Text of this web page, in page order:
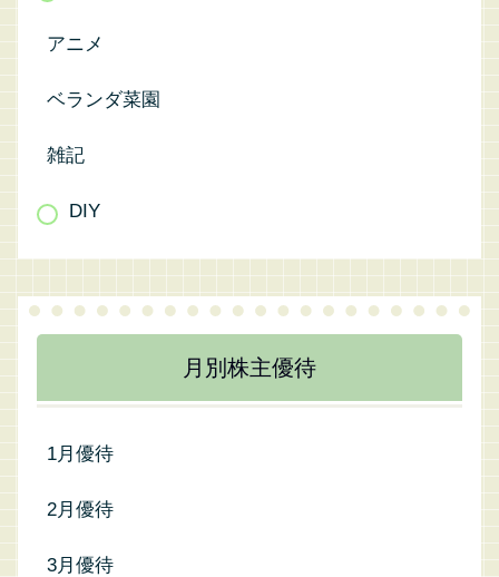
アニメ
ベランダ菜園
雑記
DIY
月別株主優待
1月優待
2月優待
3月優待